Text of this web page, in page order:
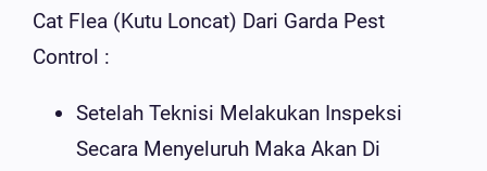
Cat Flea (Kutu Loncat) Dari Garda Pest
Control :
Setelah Teknisi Melakukan Inspeksi
Secara Menyeluruh Maka Akan Di